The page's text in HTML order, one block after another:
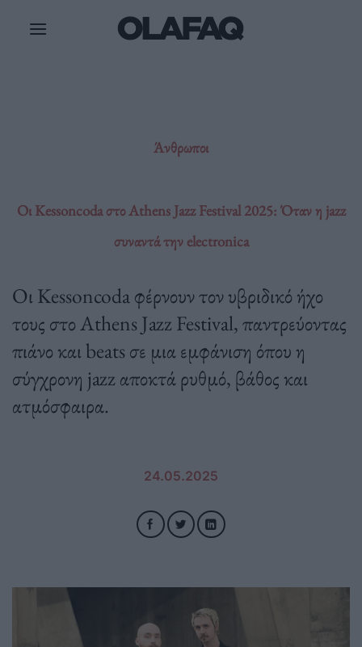
Άνθρωποι
Οι Kessoncoda στο Athens Jazz Festival 2025: Όταν η jazz
συναντά την electronica
Οι Kessoncoda φέρνουν τον υβριδικό ήχο
τους στο Athens Jazz Festival, παντρεύοντας
πιάνο και beats σε μια εμφάνιση όπου η
σύγχρονη jazz αποκτά ρυθμό, βάθος και
ατμόσφαιρα.
24.05.2025